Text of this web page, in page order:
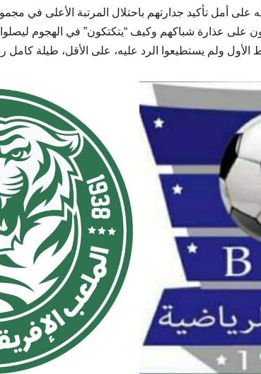
على أمل تأكيد جدارتهم باحتلال المرتبة الأعلى في
على عذارة شباكهم وكيف “يتكتكون” في الهجوم
ولم يستطيعوا الرد عليه، على الأقل، طيلة كامل